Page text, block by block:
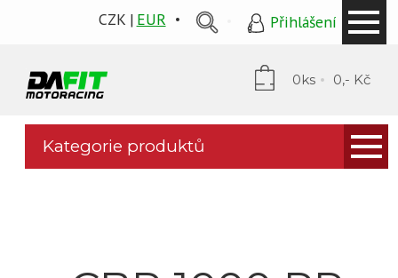
CZK EUR Přihlášení
0ks 0,- Kč
Kategorie produktů